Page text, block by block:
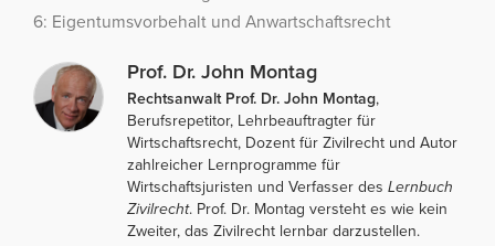
6: Eigentumsvorbehalt und Anwartschaftsrecht
Prof. Dr. John Montag
Rechtsanwalt Prof. Dr. John Montag,
Berufsrepetitor, Lehrbeauftragter für
Wirtschaftsrecht, Dozent für Zivilrecht und Autor
zahlreicher Lernprogramme für
Wirtschaftsjuristen und Verfasser des Lernbuch
Zivilrecht. Prof. Dr. Montag versteht es wie kein
Zweiter, das Zivilrecht lernbar darzustellen.